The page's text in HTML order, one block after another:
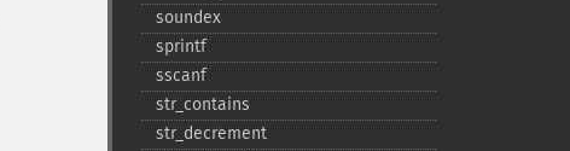
soundex
sprintf
sscanf
str_​contains
str_​decrement